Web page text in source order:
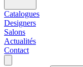
Catalogues
Designers
Salons
Actualités
Contact